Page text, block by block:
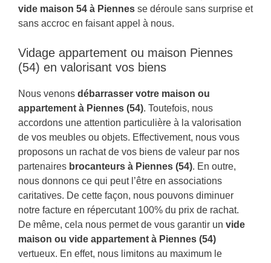
vide maison 54 à Piennes se déroule sans surprise et
sans accroc en faisant appel à nous.
Vidage appartement ou maison Piennes
(54) en valorisant vos biens
Nous venons débarrasser votre maison ou
appartement à Piennes (54). Toutefois, nous
accordons une attention particulière à la valorisation
de vos meubles ou objets. Effectivement, nous vous
proposons un rachat de vos biens de valeur par nos
partenaires brocanteurs à Piennes (54). En outre,
nous donnons ce qui peut l’être en associations
caritatives. De cette façon, nous pouvons diminuer
notre facture en répercutant 100% du prix de rachat.
De même, cela nous permet de vous garantir un vide
maison ou vide appartement à Piennes (54)
vertueux. En effet, nous limitons au maximum le